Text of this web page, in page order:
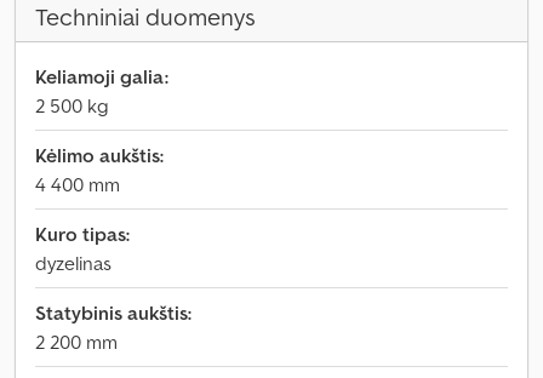
Techniniai duomenys
Keliamoji galia:
2 500 kg
Kėlimo aukštis:
4 400 mm
Kuro tipas:
dyzelinas
Statybinis aukštis:
2 200 mm